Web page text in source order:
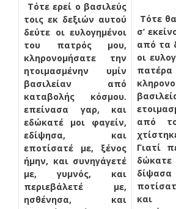
Τότε ερεί ο βασιλεύς
τοις εκ δεξιών αυτού
δεύτε οι ευλογημένοι
του πατρός μου,
κληρονομήσατε την
ητοιμασμένην υμίν
βασιλείαν από
καταβολής κόσμου.
επείνασα γαρ, και
εδώκατέ μοι φαγείν,
εδίψησα, και
εποτίσατέ με, ξένος
ήμην, και συνηγάγετέ
με, γυμνός, και
περιεβάλετέ με,
ησθένησα, και
Τότε
σ’
από τα
οι
από
Γιατί
και